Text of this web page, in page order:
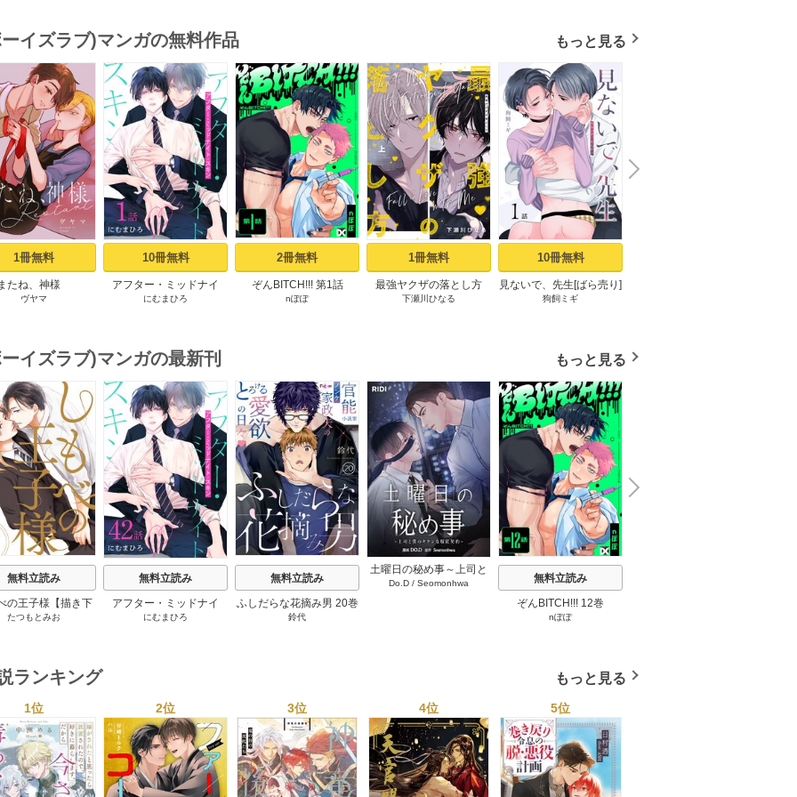
イズラブ)マンガの無料作品 もっと見る
1冊無料
たね、神様
［ばら売り］ プ
ヴヤマ
10冊無料
アフター・ミッドナイ
ト・スキン［ばら売り］
にむまひろ
2冊無料
ぞんBITCH!!! 第1話
nぽぽ
1冊無料
最強ヤクザの落とし方
【コミックシーモア限定
下瀬川ひなる
10冊無料
見ないで、先生[ばら売り]
第1話
狗飼ミギ
N
e
x
t
イズラブ)マンガの最新刊 もっと見る
無料立読み
の王子様【描き下
まけ付き特装版】
たつもとみお
無料立読み
アフター・ミッドナイ
ト・スキン［ばら売り］
にむまひろ
無料立読み
ふしだらな花摘み男 20巻
鈴代
土曜日の秘め事～上司と
僕のキケンな服従契約～
Do.D / Seomonhwa
無料立読み
ぞんBITCH!!! 12巻
nぽぽ
N
e
x
t
ランキング もっと見る
1位 2位 3位 4位 5位